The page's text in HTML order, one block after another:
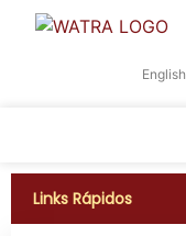
English
Links Rápidos